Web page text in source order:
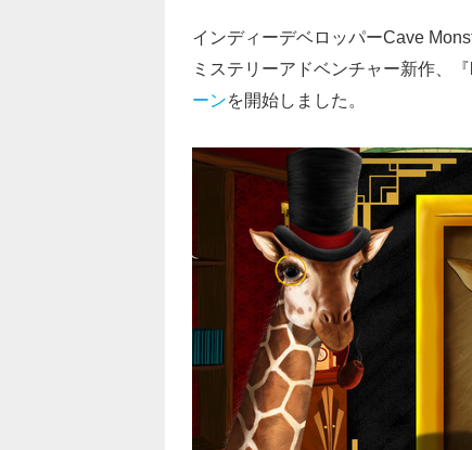
インディーデベロッパーCave
ミステリーアドベンチャー新作、『
ーンを開始しました。